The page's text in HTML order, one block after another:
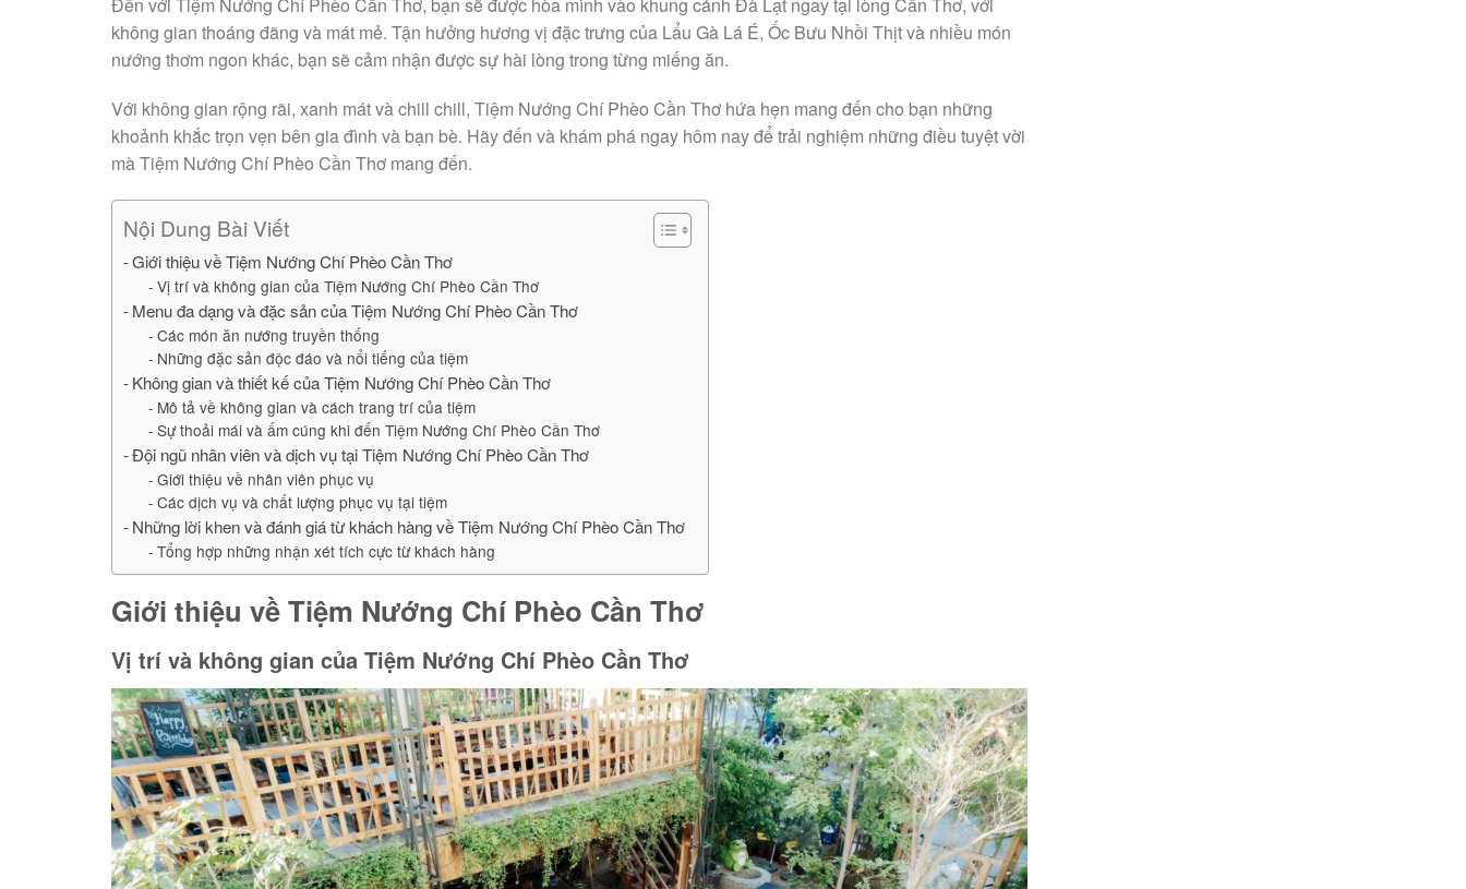
không gian thoáng đãng và mát mẻ. Tận hưởng hương vị đặc trưng của Lẩu Gà Lá É, Ốc Bưu Nhồi Thịt và nhiều món
nướng thơm ngon khác, bạn sẽ cảm nhận được sự hài lòng trong từng miếng ăn.
Với không gian rộng rãi, xanh mát và chill chill, Tiệm Nướng Chí Phèo Cần Thơ hứa hẹn mang đến cho bạn những
khoảnh khắc trọn vẹn bên gia đình và bạn bè. Hãy đến và khám phá ngay hôm nay để trải nghiệm những điều tuyệt vời
mà Tiệm Nướng Chí Phèo Cần Thơ mang đến.
Nội Dung Bài Viết
Giới thiệu về Tiệm Nướng Chí Phèo Cần Thơ
Vị trí và không gian của Tiệm Nướng Chí Phèo Cần Thơ
Menu đa dạng và đặc sản của Tiệm Nướng Chí Phèo Cần Thơ
Các món ăn nướng truyền thống
Những đặc sản độc đáo và nổi tiếng của tiệm
Không gian và thiết kế của Tiệm Nướng Chí Phèo Cần Thơ
Mô tả về không gian và cách trang trí của tiệm
Sự thoải mái và ấm cúng khi đến Tiệm Nướng Chí Phèo Cần Thơ
Đội ngũ nhân viên và dịch vụ tại Tiệm Nướng Chí Phèo Cần Thơ
Giới thiệu về nhân viên phục vụ
Các dịch vụ và chất lượng phục vụ tại tiệm
Những lời khen và đánh giá từ khách hàng về Tiệm Nướng Chí Phèo Cần Thơ
Tổng hợp những nhận xét tích cực từ khách hàng
Giới thiệu về Tiệm Nướng Chí Phèo Cần Thơ
Vị trí và không gian của Tiệm Nướng Chí Phèo Cần Thơ